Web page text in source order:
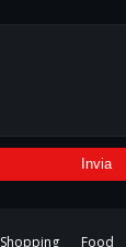
Shopping Food